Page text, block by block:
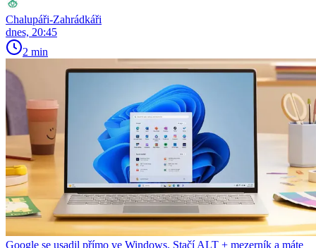
Chalupáři-Zahrádkáři
dnes, 20:45
2 min
Google se usadil přímo ve Windows. Stačí ALT + mezerník a máte